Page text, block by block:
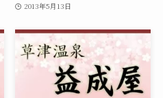
2013年5月13日